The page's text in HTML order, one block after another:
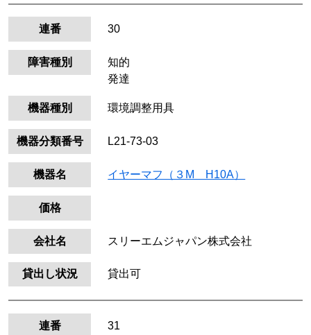
連番 30
障害種別
知的
発達
機器種別 環境調整用具
機器分類番号 L21-73-03
機器名 イヤーマフ（３M H10A）
価格
会社名 スリーエムジャパン株式会社
貸出し状況 貸出可
連番 31